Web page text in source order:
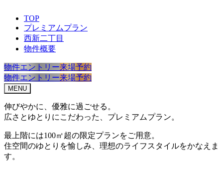
TOP
プレミアムプラン
西新二丁目
物件概要
物件エントリー来場予約
物件エントリー来場予約
MENU
伸びやかに、優雅に過ごせる。
広さとゆとりにこだわった、 プレミアムプラン。
最上階には100㎡超の限定プランをご用意。
住空間のゆとりを愉しみ、 理想のライフスタイルをかなえま
す。